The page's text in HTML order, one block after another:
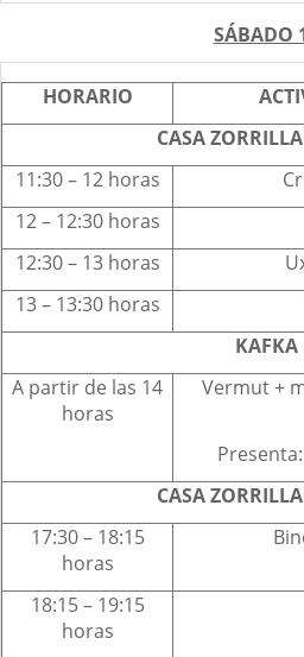
SÁBADO
HORARIO
CASA
11:30 – 12 horas
12 – 12:30 horas
12:30 – 13 horas
13 – 13:30 horas
KAFKA
A partir de las 14
horas
Vermut +
CASA
17:30 – 18:15
horas
18:15 – 19:15
horas